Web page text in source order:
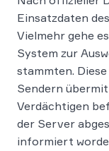
Einsatzdaten
Vielmehr gehe
System zur
stammten.
Sendern
Verdächtigen
der Server
informiert